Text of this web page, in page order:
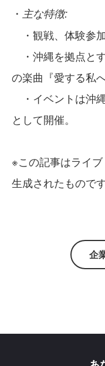
・ 主な特徴:
・観戦、体験参加
・沖縄を拠点と
の楽曲『愛する私
・イベントは沖
として開催。
※この記事はライ
生成されたもので
企